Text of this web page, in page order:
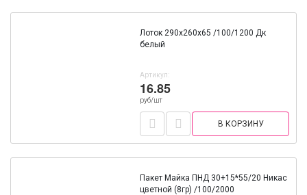
Лоток 290х260х65 /100/1200 Дк
белый
Артикул:
16.85
руб/шт
В КОРЗИНУ
Пакет Майка ПНД 30+15*55/20 Никас
цветной (8гр) /100/2000